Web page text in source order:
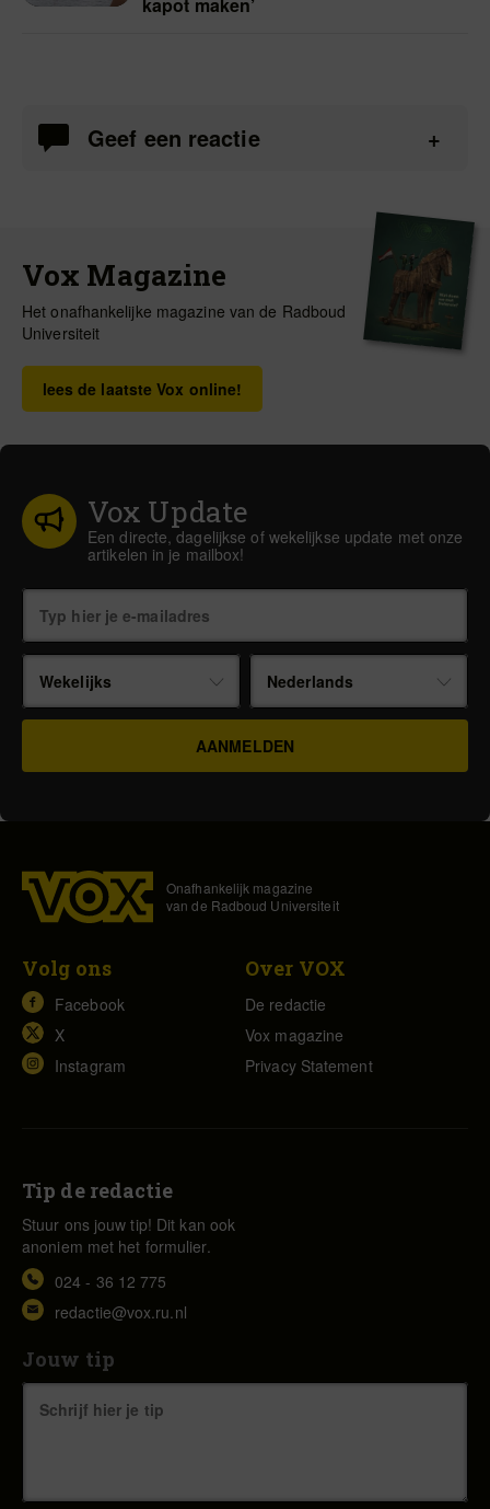
Geef een reactie
Vox Magazine
Het onafhankelijke magazine van de Radboud
Universiteit
lees de laatste Vox online!
Vox Update
Een directe, dagelijkse of wekelijkse update met onze
artikelen in je mailbox!
Wekelijks Nederlands
Onafhankelijk magazine
van de Radboud Universiteit
Volg ons
Facebook
X
Instagram
Over VOX
De redactie
Vox magazine
Privacy Statement
Tip de redactie
Stuur ons jouw tip! Dit kan ook
anoniem met het formulier.
024 - 36 12 775
redactie@vox.ru.nl
Jouw tip